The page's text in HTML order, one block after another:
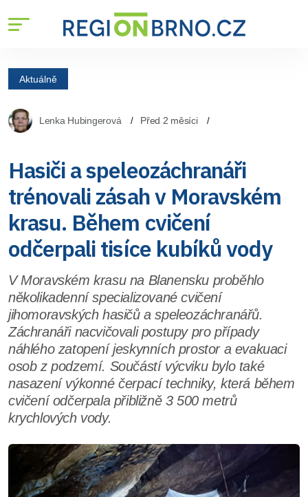
Aktuálně
Lenka Hubingerová Před 2 měsíci
Hasiči a speleozáchranáři
trénovali zásah v Moravském
krasu. Během cvičení
odčerpali tisíce kubíků vody
V Moravském krasu na Blanensku proběhlo
několikadenní specializované cvičení
jihomoravských hasičů a speleozáchranářů.
Záchranáři nacvičovali postupy pro případy
náhlého zatopení jeskynních prostor a evakuaci
osob z podzemí. Součástí výcviku bylo také
nasazení výkonné čerpací techniky, která během
cvičení odčerpala přibližně 3 500 metrů
krychlových vody.